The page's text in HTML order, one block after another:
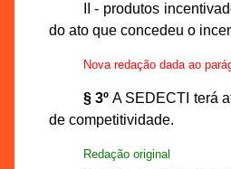
II - produtos
do ato que concedeu o
Nova redação dada ao
§ 3º A SEDECTI terá
de competitividade.
Redação original